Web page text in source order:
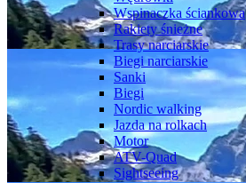
Wspinaczka ściankowa
Rakiety śnieżne
Trasy narciarskie
Biegi narciarskie
Sanki
Biegi
Nordic walking
Jazda na rolkach
Motor
ATV-Quad
Sightseeing